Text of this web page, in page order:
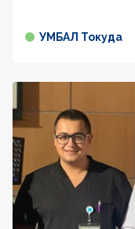
УМБАЛ Токуда